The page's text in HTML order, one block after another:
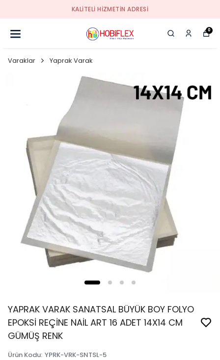
KALİTELİ HİZMETİN ADRESİ
0
Varaklar Yaprak Varak
YAPRAK VARAK SANATSAL BÜYÜK BOY FOLYO
EPOKSİ REÇİNE NAİL ART 16 ADET 14X14 CM
GÜMÜŞ RENK
Ürün Kodu: YPRK-VRK-SNTSL-5